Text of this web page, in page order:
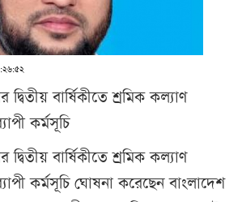
বার্ষিকীতে শ্রমিক কল্যাণ
কর্মসূচি
বার্ষিকীতে শ্রমিক কল্যাণ
কর্মসূচি ঘোষনা করেছেন বাংলাদেশ